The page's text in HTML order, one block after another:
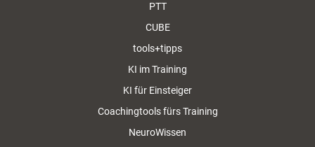
PTT
CUBE
tools+tipps
KI im Training
KI für Einsteiger
Coachingtools fürs Training
NeuroWissen